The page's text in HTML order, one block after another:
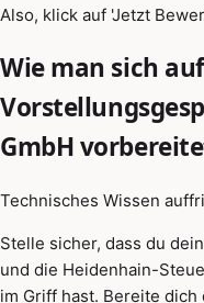
Also, klick auf 'Jetzt
Wie man sich
GmbH
Technisches Wissen
Stelle sicher, dass du
und die Heidenhain-
im Griff hast. Bereite